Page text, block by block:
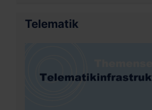
Telematik